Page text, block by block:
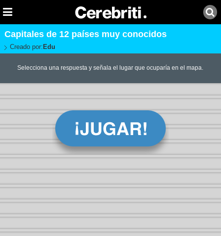
Capitales de 12 países muy conocidos
Creado por: Edu
Selecciona una respuesta y señala el lugar que ocuparía en el mapa.